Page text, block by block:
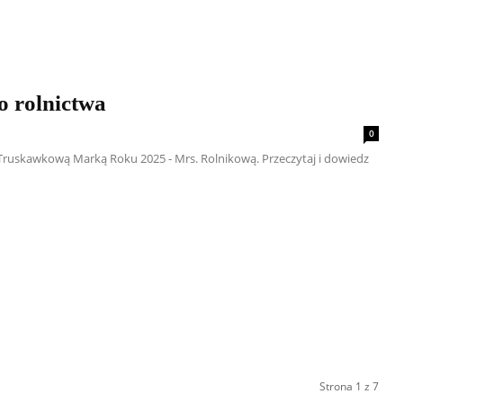
rolnictwa
0
Marką Roku 2025 - Mrs. Rolnikową. Przeczytaj i dowiedz
Strona 1 z 7